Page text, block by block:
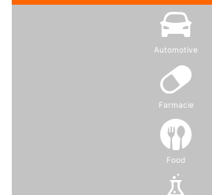
Automotive
Farmacie
Food